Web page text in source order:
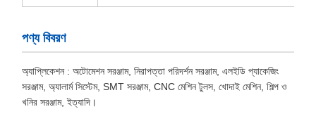
পণ্য বিবরণ
অ্যাপ্লিকেশন : অটোমেশন সরঞ্জাম, নিরাপত্তা পরিদর্শন সরঞ্জাম, এলইডি প্যাকেজিং
সরঞ্জাম, অ্যালার্ম সিস্টেম, SMT সরঞ্জাম, CNC মেশিন টুলস, খোদাই মেশিন, শিল্প ও
খনির সরঞ্জাম, ইত্যাদি।